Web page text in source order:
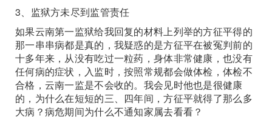
3、监狱方未尽到监管责任
如果云南第一监狱给我回复的材料上列举的方征平得的
那一串串病都是真的，我疑惑的是方征平在被冤判前的
十多年来，从没有吃过一粒药，身体非常健康，也没有
任何病的症状，入监时，按照常规都会做体检，体检不
合格，云南一监是不会收的。我会见时他也是很健康
的，为什么在短短的三、四年间，方征平就得了那么多
大病？病危期间为什么不通知家属去看看？